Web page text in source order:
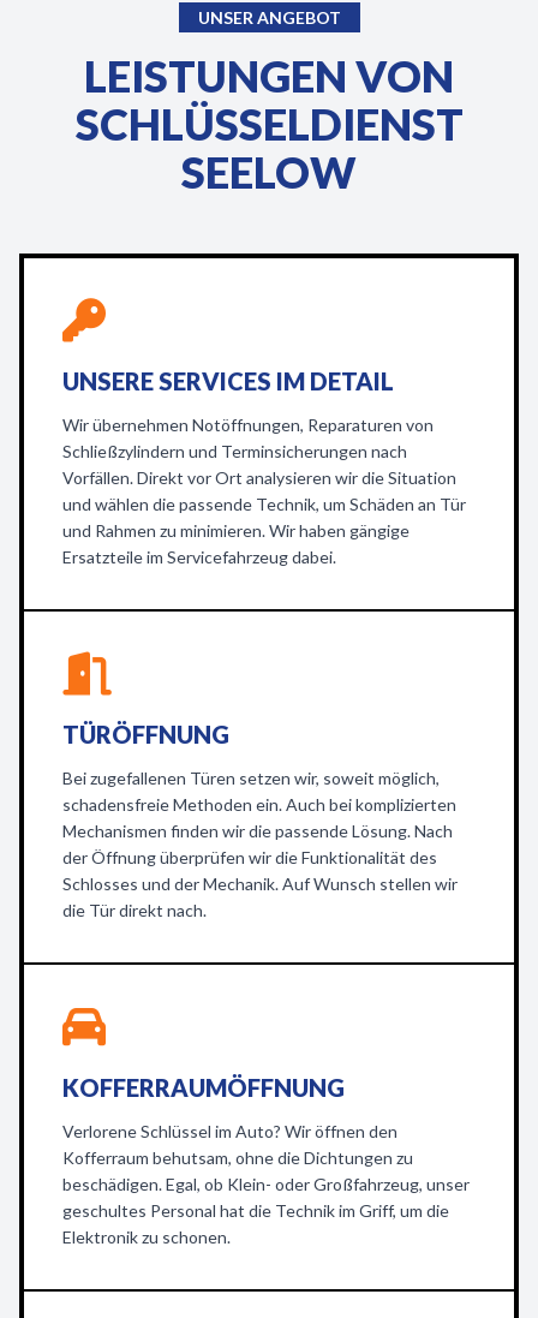
UNSER ANGEBOT
LEISTUNGEN VON
SCHLÜSSELDIENST
SEELOW
UNSERE SERVICES IM DETAIL
Wir übernehmen Notöffnungen, Reparaturen von
Schließzylindern und Terminsicherungen nach
Vorfällen. Direkt vor Ort analysieren wir die Situation
und wählen die passende Technik, um Schäden an Tür
und Rahmen zu minimieren. Wir haben gängige
Ersatzteile im Servicefahrzeug dabei.
TÜRÖFFNUNG
Bei zugefallenen Türen setzen wir, soweit möglich,
schadensfreie Methoden ein. Auch bei komplizierten
Mechanismen finden wir die passende Lösung. Nach
der Öffnung überprüfen wir die Funktionalität des
Schlosses und der Mechanik. Auf Wunsch stellen wir
die Tür direkt nach.
KOFFERRAUMÖFFNUNG
Verlorene Schlüssel im Auto? Wir öffnen den
Kofferraum behutsam, ohne die Dichtungen zu
beschädigen. Egal, ob Klein- oder Großfahrzeug, unser
geschultes Personal hat die Technik im Griff, um die
Elektronik zu schonen.